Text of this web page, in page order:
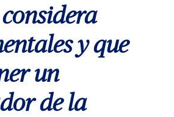
y que
un
de la